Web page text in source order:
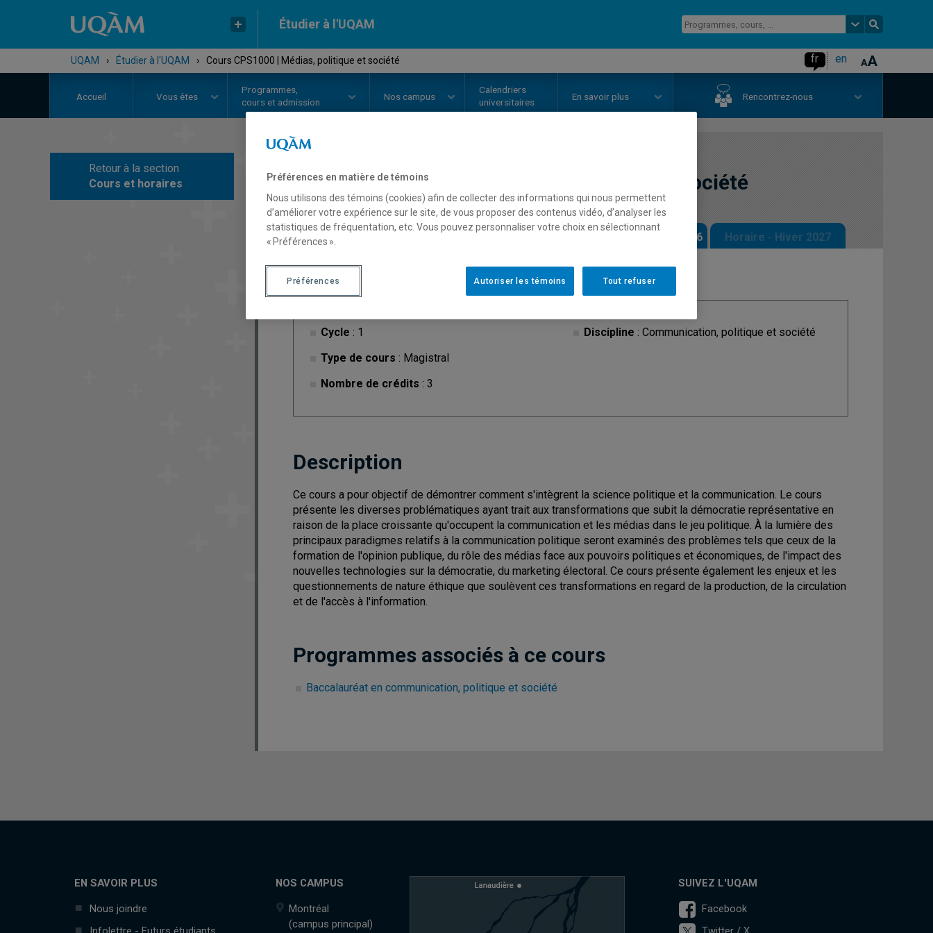
Étudier à l'UQAM
UQAM › Étudier à l'UQAM › Cours CPS1000 | Médias, politique et société fr en
Accueil Vous êtes
Programmes,
cours et admission
Nos campus
Calendriers
universitaires
En savoir plus Rencontrez-nous
Retour à la section
Cours et horaires
COURS// CPS1000 Médias, politique et société
Description Horaire - Été 2026 Horaire - Automne 2026 Horaire - Hiver 2027
Cycle : 1
Type de cours : Magistral
Nombre de crédits : 3
Discipline : Communication, politique et société
Description
Ce cours a pour objectif de démontrer comment s'intègrent la science politique et la communication. Le cours
présente les diverses problématiques ayant trait aux transformations que subit la démocratie représentative en
raison de la place croissante qu'occupent la communication et les médias dans le jeu politique. À la lumière des
principaux paradigmes relatifs à la communication politique seront examinés des problèmes tels que ceux de la
formation de l'opinion publique, du rôle des médias face aux pouvoirs politiques et économiques, de l'impact des
nouvelles technologies sur la démocratie, du marketing électoral. Ce cours présente également les enjeux et les
questionnements de nature éthique que soulèvent ces transformations en regard de la production, de la circulation
et de l'accès à l'information.
Programmes associés à ce cours
Baccalauréat en communication, politique et société
EN SAVOIR PLUS
Nous joindre
NOS CAMPUS
Montréal
(campus principal)
SUIVEZ L'UQAM
Facebook
Préférences en matière de témoins
Nous utilisons des témoins (cookies) afin de collecter des informations qui nous permettent
d’améliorer votre expérience sur le site, de vous proposer des contenus vidéo, d’analyser les
statistiques de fréquentation, etc. Vous pouvez personnaliser votre choix en sélectionnant
« Préférences ».
Tout refuser
Autoriser les témoins
Préférences